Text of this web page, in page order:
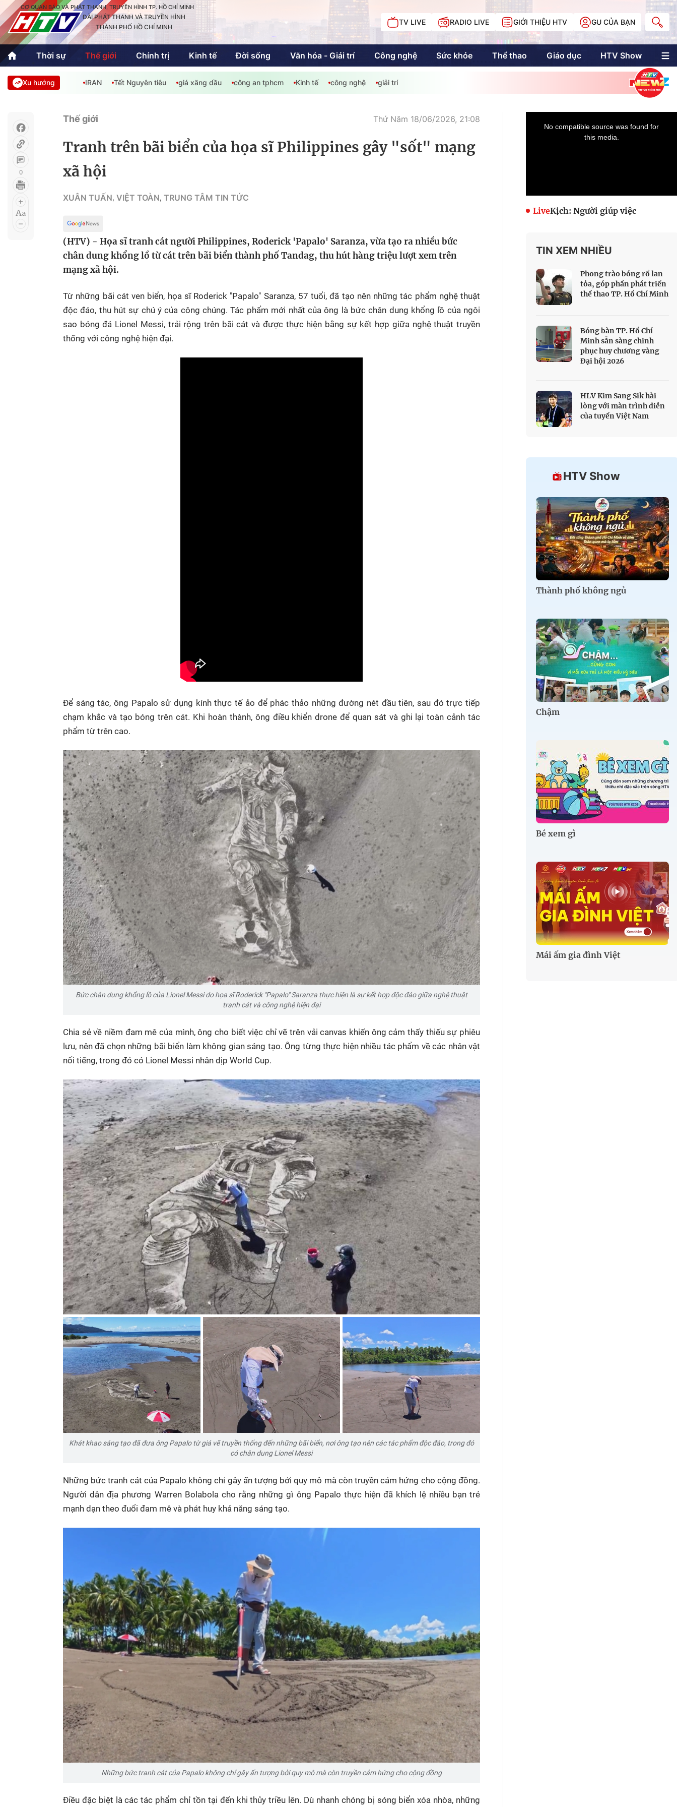
CƠ QUAN BÁO VÀ PHÁT THANH, TRUYỀN HÌNH TP. HỒ CHÍ MINH
ĐÀI PHÁT THANH VÀ TRUYỀN HÌNH
THÀNH PHỐ HỒ CHÍ MINH
TV LIVE RADIO LIVE GIỚI THIỆU HTV GU CỦA BẠN
Thời sự Thế giới Chính trị Kinh tế Đời sống Văn hóa - Giải trí Công nghệ Sức khỏe Thể thao Giáo dục HTV Show
Thời sự
Thể thao
Quốc tế
Văn hóa - Giải trí
Giáo dục Kinh tế
An Sinh
Công nghệ Phóng sự
Không gian văn hóa
Hồ Chí Minh
Thành phố không
Mái ấm gia đình
Phim truyền hình
Made By Vietnam
Innovation Fest
Chung một tấm
lòng
Cuộc đua xe đạp
HTV
SEA Games 33
Multimedia
Multiform
Doanh nhân Sài
Gòn
Xu hướng IRAN Tết Nguyên tiêu giá xăng dầu công an tphcm Kinh tế công nghệ giải trí
0
Thế giới Thứ Năm 18/06/2026, 21:08
Tranh trên bãi biển của họa sĩ Philippines gây "sốt" mạng
xã hội
XUÂN TUẤN, VIỆT TOÀN, TRUNG TÂM TIN TỨC
(HTV) - Họa sĩ tranh cát người Philippines, Roderick 'Papalo' Saranza, vừa tạo ra nhiều bức
chân dung khổng lồ từ cát trên bãi biển thành phố Tandag, thu hút hàng triệu lượt xem trên
mạng xã hội.
Từ những bãi cát ven biển, họa sĩ Roderick "Papalo" Saranza, 57 tuổi, đã tạo nên những tác phẩm nghệ thuật
độc đáo, thu hút sự chú ý của công chúng. Tác phẩm mới nhất của ông là bức chân dung khổng lồ của ngôi
sao bóng đá Lionel Messi, trải rộng trên bãi cát và được thực hiện bằng sự kết hợp giữa nghệ thuật truyền
thống với công nghệ hiện đại.
Để sáng tác, ông Papalo sử dụng kính thực tế ảo để phác thảo những đường nét đầu tiên, sau đó trực tiếp
chạm khắc và tạo bóng trên cát. Khi hoàn thành, ông điều khiển drone để quan sát và ghi lại toàn cảnh tác
phẩm từ trên cao.
Bức chân dung khổng lồ của Lionel Messi do họa sĩ Roderick "Papalo" Saranza thực hiện là sự kết hợp độc đáo giữa nghệ thuật
tranh cát và công nghệ hiện đại
Chia sẻ về niềm đam mê của mình, ông cho biết việc chỉ vẽ trên vải canvas khiến ông cảm thấy thiếu sự phiêu
lưu, nên đã chọn những bãi biển làm không gian sáng tạo. Ông từng thực hiện nhiều tác phẩm về các nhân vật
nổi tiếng, trong đó có Lionel Messi nhân dịp World Cup.
Khát khao sáng tạo đã đưa ông Papalo từ giá vẽ truyền thống đến những bãi biển, nơi ông tạo nên các tác phẩm độc đáo, trong đó
có chân dung Lionel Messi
Những bức tranh cát của Papalo không chỉ gây ấn tượng bởi quy mô mà còn truyền cảm hứng cho cộng đồng.
Người dân địa phương Warren Bolabola cho rằng những gì ông Papalo thực hiện đã khích lệ nhiều bạn trẻ
mạnh dạn theo đuổi đam mê và phát huy khả năng sáng tạo.
Những bức tranh cát của Papalo không chỉ gây ấn tượng bởi quy mô mà còn truyền cảm hứng cho cộng đồng
Điều đặc biệt là các tác phẩm chỉ tồn tại đến khi thủy triều lên. Dù nhanh chóng bị sóng biển xóa nhòa, những
LiveKịch: Người giúp việc
TIN XEM NHIỀU
Phong trào bóng rổ lan
tỏa, góp phần phát triển
thể thao TP. Hồ Chí Minh
Bóng bàn TP. Hồ Chí
Minh sẵn sàng chinh
phục huy chương vàng
Đại hội 2026
HLV Kim Sang Sik hài
lòng với màn trình diễn
của tuyển Việt Nam
HTV Show
Thành phố không ngủ
Chậm
Bé xem gì
Mái ấm gia đình Việt